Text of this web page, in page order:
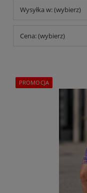
Wysyłka w: (wybierz)
Cena: (wybierz)
PROMOCJA